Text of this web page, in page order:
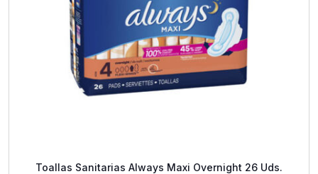
Toallas Sanitarias Always Maxi Overnight 26 Uds.